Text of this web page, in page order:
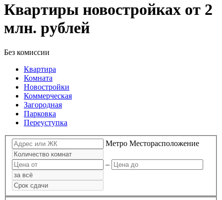
Квартиры новостройках от 2
млн. рублей
Без комиссии
Квартира
Комната
Новостройки
Коммерческая
Загородная
Парковка
Переуступка
Метро Месторасположение
–